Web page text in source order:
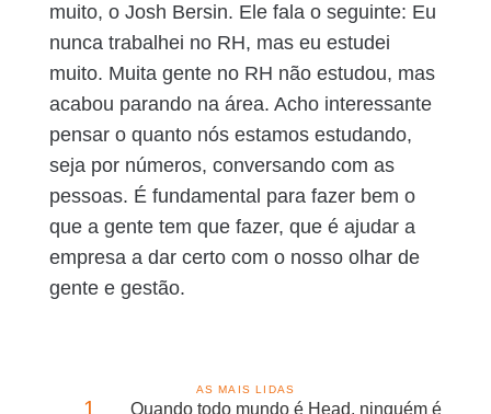
muito, o Josh Bersin. Ele fala o seguinte: Eu
nunca trabalhei no RH, mas eu estudei
muito. Muita gente no RH não estudou, mas
acabou parando na área. Acho interessante
pensar o quanto nós estamos estudando,
seja por números, conversando com as
pessoas. É fundamental para fazer bem o
que a gente tem que fazer, que é ajudar a
empresa a dar certo com o nosso olhar de
gente e gestão.
AS MAIS LIDAS
1 Quando todo mundo é Head, ninguém é